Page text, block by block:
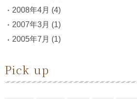
2008年4月 (4)
2007年3月 (1)
2005年7月 (1)
Pick up